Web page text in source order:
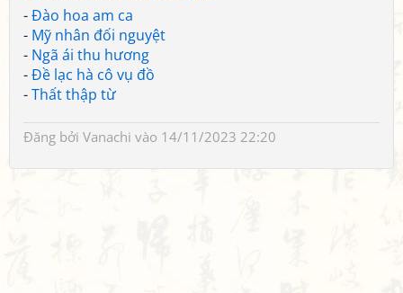
-Đào hoa am ca
- Mỹ nhân đối nguyệt
- Ngã ái thu hương
-Đề lạc hà cô vụ đồ
-Thất thập từ
Đăng bởi Vanachi vào 14/11/2023 22:20